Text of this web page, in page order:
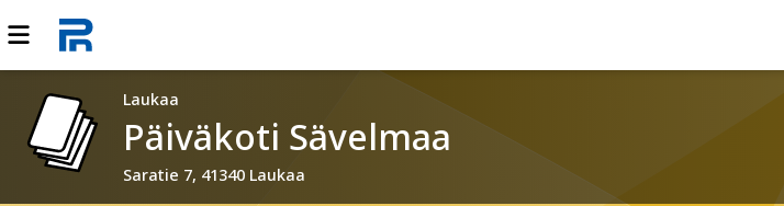
Laukaa
Päiväkoti Sävelmaa
Saratie 7, 41340 Laukaa